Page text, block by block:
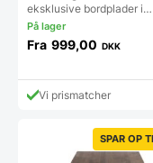
eksklusive bordplader i…
Fra 999,00 DKK
Vi prismatcher
SPAR OP